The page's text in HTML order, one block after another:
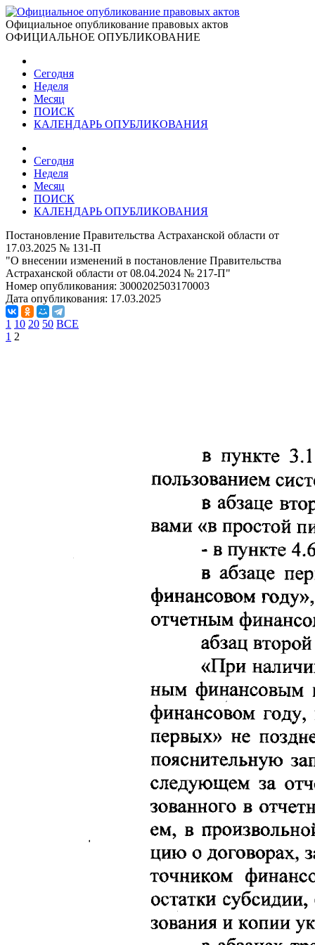
Официальное опубликование правовых актов
ОФИЦИАЛЬНОЕ ОПУБЛИКОВАНИЕ
Сегодня
Неделя
Месяц
ПОИСК
КАЛЕНДАРЬ ОПУБЛИКОВАНИЯ
Сегодня
Неделя
Месяц
ПОИСК
КАЛЕНДАРЬ ОПУБЛИКОВАНИЯ
Постановление Правительства Астраханской области от
17.03.2025 № 131-П
"О внесении изменений в постановление Правительства
Астраханской области от 08.04.2024 № 217-П"
Номер опубликования: 3000202503170003
Дата опубликования: 17.03.2025
1 10 20 50 ВСЕ
1 2